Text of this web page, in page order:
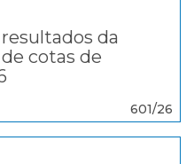
da
cotas de
601/26